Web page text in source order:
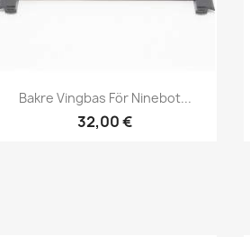
Snabbvy
Bakre Vingbas För Ninebot...
32,00 €